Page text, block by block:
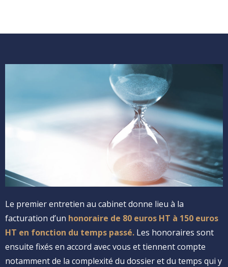
Le premier entretien au cabinet donne lieu à la
facturation d’un honoraire de 80 euros HT à 150 euros
HT en fonction du temps passé. Les honoraires sont
ensuite fixés en accord avec vous et tiennent compte
notamment de la complexité du dossier et du temps qui y